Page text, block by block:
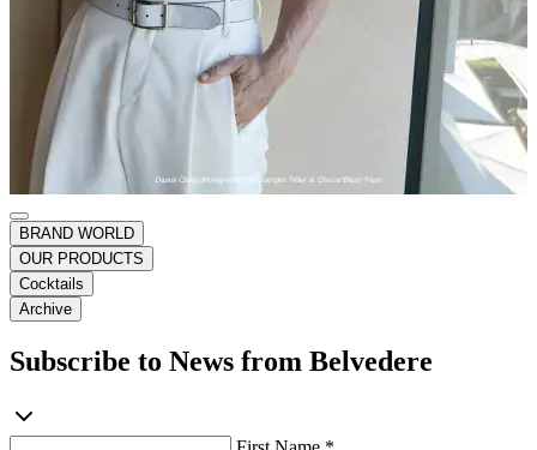
BRAND WORLD
OUR PRODUCTS
Cocktails
Archive
Subscribe to News from Belvedere